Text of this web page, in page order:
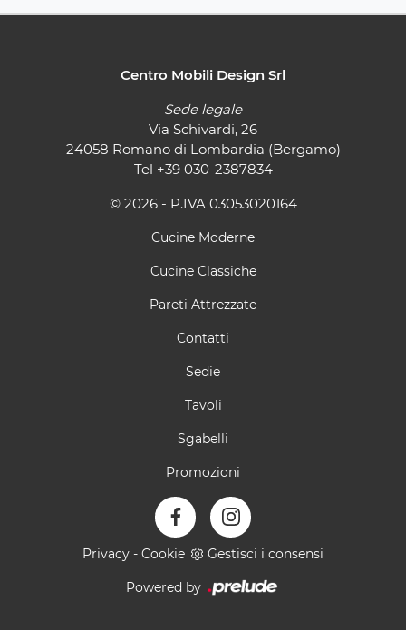
Centro Mobili Design Srl
Sede legale
Via Schivardi, 26
24058 Romano di Lombardia (Bergamo)
Tel +39 030-2387834
© 2026 - P.IVA 03053020164
Cucine Moderne
Cucine Classiche
Pareti Attrezzate
Contatti
Sedie
Tavoli
Sgabelli
Promozioni
Privacy - Cookie Gestisci i consensi
Powered by